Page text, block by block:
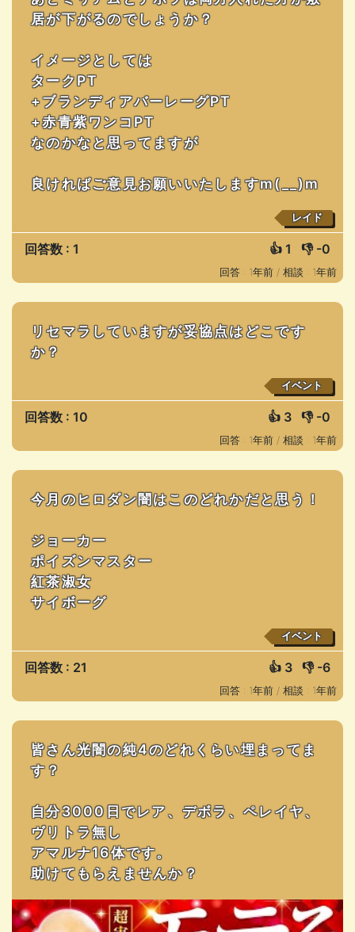
居が下がるのでしょうか？
イメージとしては
タークPT
+ブランディアバーレーグPT
+赤青紫ワンコPT
なのかなと思ってますが
良ければご意見お願いいたしますm(__)m
レイド
回答数 : 1 👍 1 👎 -0
回答 : 1年前 / 相談 : 1年前
リセマラしていますが妥協点はどこです
か？
イベント
回答数 : 10 👍 3 👎 -0
回答 : 1年前 / 相談 : 1年前
今月のヒロダン闇はこのどれかだと思う！
ジョーカー
ポイズンマスター
紅茶淑女
サイボーグ
イベント
回答数 : 21 👍 3 👎 -6
回答 : 1年前 / 相談 : 1年前
皆さん光闇の純4のどれくらい埋まってま
す？
自分3000日でレア、デボラ、ペレイヤ、
ヴリトラ無し
アマルナ16体です。
助けてもらえませんか？